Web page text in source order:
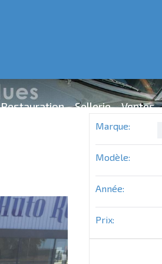
Restauration Sellerie Ventes
Marque:
Modèle:
Année:
Prix: